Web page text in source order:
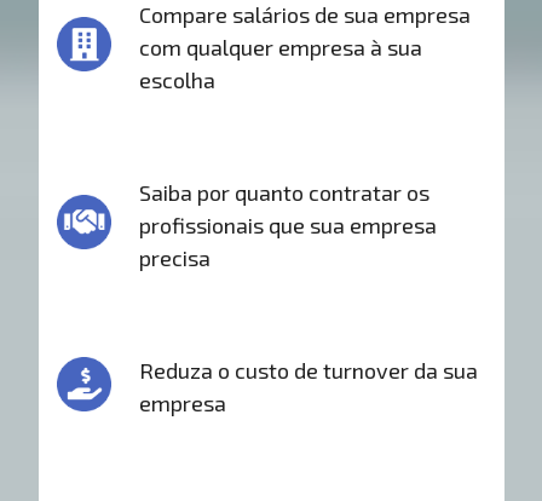
Compare salários de sua empresa
com qualquer empresa à sua
escolha
Saiba por quanto contratar os
profissionais que sua empresa
precisa
Reduza o custo de turnover da sua
empresa